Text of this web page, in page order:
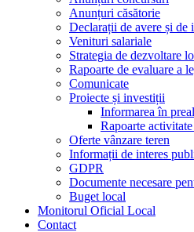
Anunțuri căsătorie
Declarații de avere și de
Venituri salariale
Strategia de dezvoltare
Rapoarte de evaluare a
Comunicate
Proiecte și investiții
Informarea în
Rapoarte
Oferte vânzare teren
Informații de interes
GDPR
Documente necesare
Buget local
Monitorul Oficial Local
Contact